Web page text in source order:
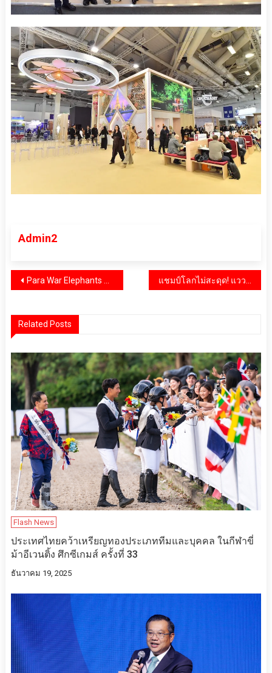
Admin2
แนะแนว
Para War Elephants Reclaim the Throne: 7 -Man Football Team Shows Ultimate Fighting Spirit
Related Posts
Flash News
ประเทศไทยคว้าเหรียญทองประเภททีมและบุคคล ในกีฬาขี่
ม้าอีเวนติ้ง ศึกซีเกมส์ ครั้งที่ 33
ธันวาคม 19, 2025